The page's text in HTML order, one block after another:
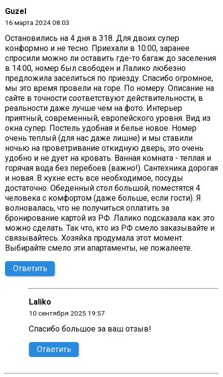
Guzel
16 марта 2024 08:03
Остановились на 4 дня в 318. Для двоих супер
конформно и не тесно. Приехали в 10:00, заранее
спросили можно ли оставить где-то багаж до заселения
в 14:00, номер был свободен и Лалико любезно
предложила заселиться по приезду. Спасибо огромное,
мы это время провели на горе. По номеру. Описание на
сайте в точности соответствуют действительности, в
реальности даже лучше чем на фото. Интерьер
приятный, современный, европейского уровня. Вид из
окна супер. Постель удобная и белье новое. Номер
очень теплый (для нас даже лишне) и мы ставили
ночью на проветривание откидную дверь, это очень
удобно и не дует на кровать. Ванная комната - теплая и
горячая вода без перебоев (важно!). Сантехника дорогая
и новая. В кухне есть все необходимое, посуды
достаточно. Обеденный стол большой, поместятся 4
человека с комфортом (даже больше, если гости). Я
волновалась, что не получиться оплатить за
бронирование картой из РФ. Лалико подсказала как это
можно сделать. Так что, кто из РФ смело заказывайте и
связывайтесь. Хозяйка продумала этот момент.
Выбирайте смело эти апартаменты, не пожалеете.
Ответить
Laliko
10 сентября 2025 19:57
Спасибо большое за ваш отзыв!
Ответить